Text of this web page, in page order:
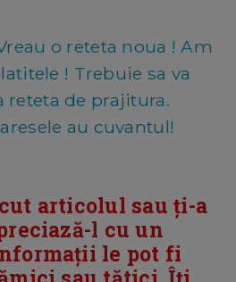
o reteta noua ! Am
! Trebuie sa va
reteta de prajitura.
au cuvantul!
articolul sau ți-a
l cu un
le pot fi